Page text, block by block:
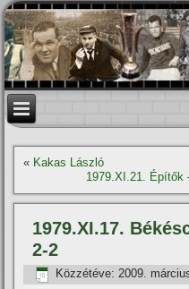
« Kakas László
1979.XI.21. Építők
1979.XI.17.
2-2
Közzétéve: 2009.